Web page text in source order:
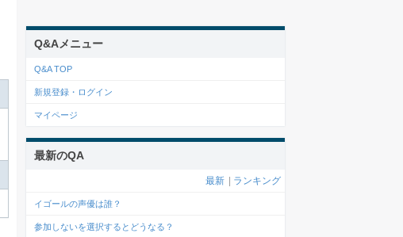
Q&Aメニュー
Q&A TOP
新規登録・ログイン
マイページ
最新のQA
最新 ランキング
イゴールの声優は誰？
参加しないを選択するとどうなる？